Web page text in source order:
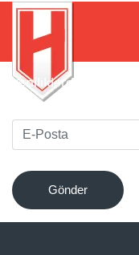
Yeniliklerden
Gönder